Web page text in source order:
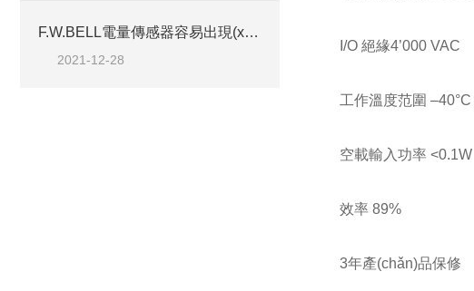
F.W.BELL電量傳感器容易出現(xiàn)的故障主要有哪幾種
2021-12-28
I/O 絕緣4’000 VAC
工作溫度范圍 –40°C
空載輸入功率 <0.1W
效率 89%
3年產(chǎn)品保修